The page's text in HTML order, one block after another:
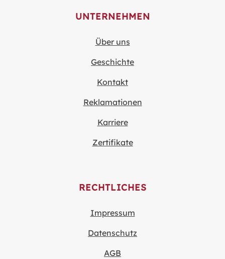
UNTERNEHMEN
Über uns
Geschichte
Kontakt
Reklamationen
Karriere
Zertifikate
RECHTLICHES
Impressum
Datenschutz
AGB